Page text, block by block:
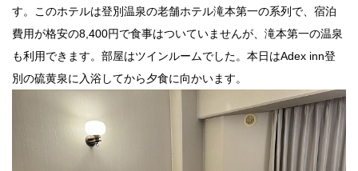
す。このホテルは登別温泉の老舗ホテル滝本第一の系列で、宿泊
費用が格安の8,400円で食事はついていませんが、滝本第一の温泉
も利用できます。部屋はツインルームでした。本日はAdex inn登
別の硫黄泉に入浴してから夕食に向かいます。